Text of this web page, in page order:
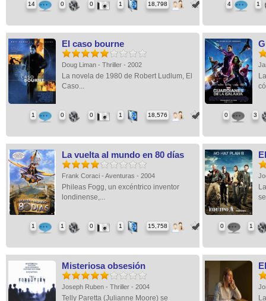
14 0 0 1 18,798 4 1
El caso bourne
Doug Liman - Thriller - 2002
La novela de 1980 de Robert Ludlum, El
Caso...
1 0 0 1 18,576 0 3
La vuelta al mundo en 80 días
Frank Coraci - Aventuras - 2004
Phileas Fogg, un excéntrico inventor
londinense,...
1 1 0 1 15,758 0 1
Misteriosa obsesión
Joseph Ruben - Thriller - 2004
Telly Paretta (Julianne Moore) se